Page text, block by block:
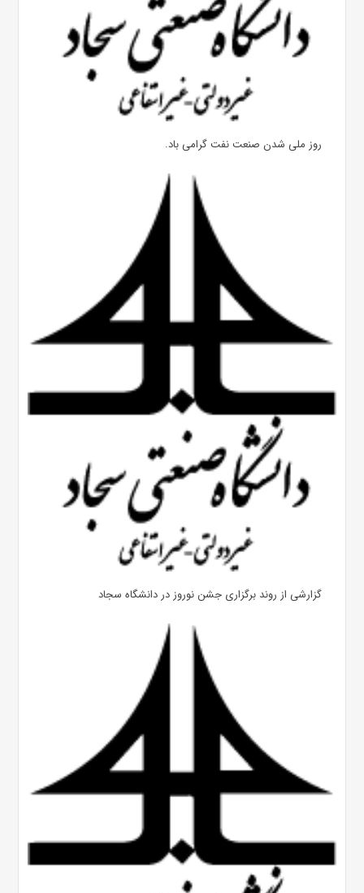
روز ملی شدن صنعت نفت گرامی باد.
گزارشی از روند برگزاری جشن نوروز در دانشگاه سجاد